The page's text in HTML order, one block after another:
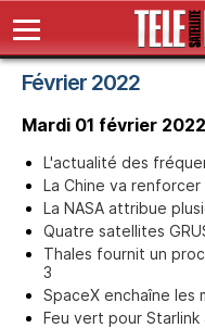
Février 2022
Mardi 01 février 2022
L'actualité des
La Chine va
La NASA attribue
Quatre satellites
Thales fournit un
3
SpaceX enchaîne les
Feu vert pour Starlink